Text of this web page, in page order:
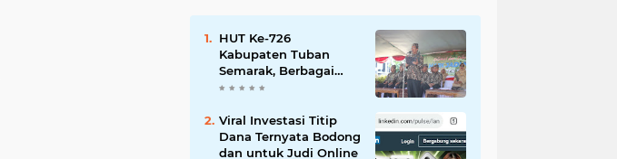
HUT Ke-726
Kabupaten Tuban
Semarak, Berbagai
Prestasinya Pun
Viral Investasi Titip
Dana Ternyata Bodong
dan untuk Judi Online